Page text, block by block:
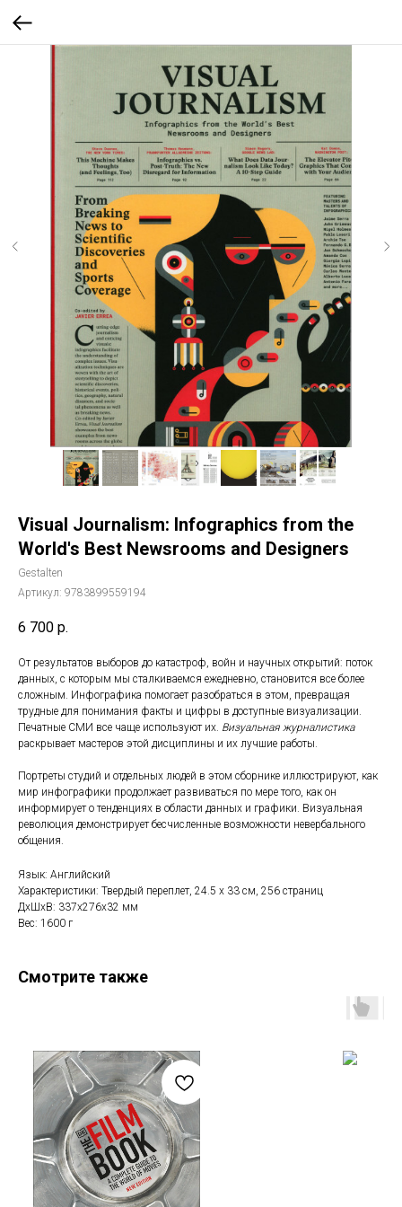
Visual Journalism: Infographics from the
World's Best Newsrooms and Designers
Gestalten
Артикул: 9783899559194
6 700 р.
От результатов выборов до катастроф, войн и научных открытий: поток
данных, с которым мы сталкиваемся ежедневно, становится все более
сложным. Инфографика помогает разобраться в этом, превращая
трудные для понимания факты и цифры в доступные визуализации.
Печатные СМИ все чаще используют их. Визуальная журналистика
раскрывает мастеров этой дисциплины и их лучшие работы.
Портреты студий и отдельных людей в этом сборнике иллюстрируют, как
мир инфографики продолжает развиваться по мере того, как он
информирует о тенденциях в области данных и графики. Визуальная
революция демонстрирует бесчисленные возможности невербального
общения.
Язык: Английский
Характеристики: Твердый переплет, 24.5 x 33 см, 256 страниц
ДxШxВ: 337x276x32 мм
Вес: 1600 г
Смотрите также